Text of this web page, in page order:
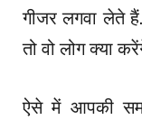
गीजर लगवा लेते
तो वो लोग क्या
ऐसे में आपकी